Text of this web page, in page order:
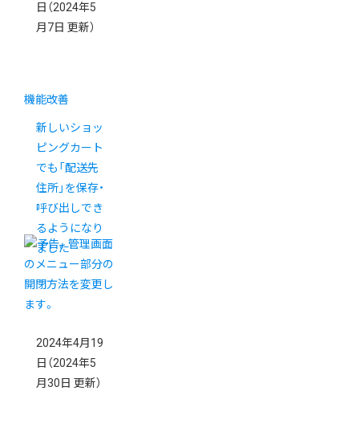
日 （2024年5
月7日 更新）
機能改善
新しいショッ
ピングカート
でも「配送先
住所」を保存・
呼び出しでき
るようになり
ました
2024年4月19
日 （2024年5
月30日 更新）